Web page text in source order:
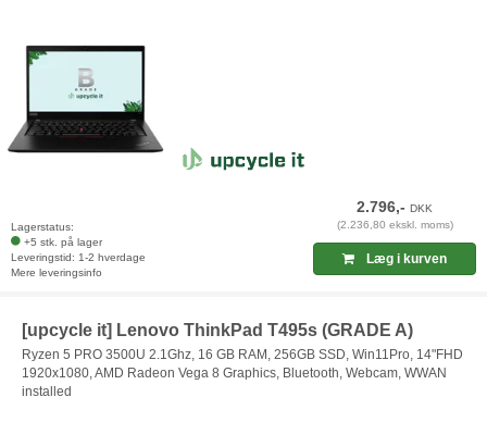
Lagerstatus:
+5 stk. på lager
Leveringstid: 1-2 hverdage
Mere leveringsinfo
2.796,-DKK
(2.236,80 ekskl. moms)
Læg i kurven
[upcycle it] Lenovo ThinkPad T495s (GRADE A)
Ryzen 5 PRO 3500U 2.1Ghz, 16 GB RAM, 256GB SSD, Win11Pro, 14"FHD
1920x1080, AMD Radeon Vega 8 Graphics, Bluetooth, Webcam, WWAN
installed